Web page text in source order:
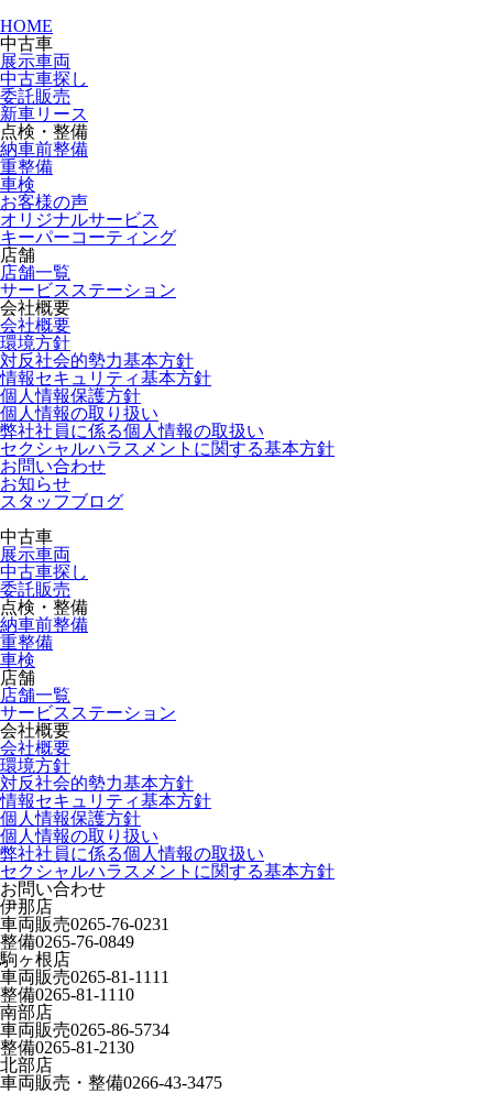
HOME
中古車
展示車両
中古車探し
委託販売
新車リース
点検・整備
納車前整備
重整備
車検
お客様の声
オリジナルサービス
キーパーコーティング
店舗
店舗一覧
サービスステーション
会社概要
会社概要
環境方針
対反社会的勢力基本方針
情報セキュリティ基本方針
個人情報保護方針
個人情報の取り扱い
弊社社員に係る個人情報の取扱い
セクシャルハラスメントに関する基本方針
お問い合わせ
お知らせ
スタッフブログ
中古車
展示車両
中古車探し
委託販売
点検・整備
納車前整備
重整備
車検
店舗
店舗一覧
サービスステーション
会社概要
会社概要
環境方針
対反社会的勢力基本方針
情報セキュリティ基本方針
個人情報保護方針
個人情報の取り扱い
弊社社員に係る個人情報の取扱い
セクシャルハラスメントに関する基本方針
お問い合わせ
伊那店
車両販売0265-76-0231
整備0265-76-0849
駒ヶ根店
車両販売0265-81-1111
整備0265-81-1110
南部店
車両販売0265-86-5734
整備0265-81-2130
北部店
車両販売・整備0266-43-3475